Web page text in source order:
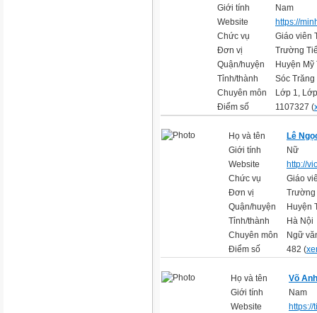
Giới tính
Nam
Website
https://
Chức vụ
Giáo viên
Đơn vị
Trường
Quận/huyện
Huyện Mỹ
Tỉnh/thành
Sóc Trăng
Chuyên môn
Lớp 1,
Điểm số
1107327 (
Họ và tên
Lê
Giới tính
Nữ
Website
http://
Chức vụ
Giáo
Đơn vị
Trường
Quận/huyện
Huyện
Tỉnh/thành
Hà Nội
Chuyên môn
Ngữ
Điểm số
482 (
Họ và tên
Võ
Giới tính
Nam
Website
https://